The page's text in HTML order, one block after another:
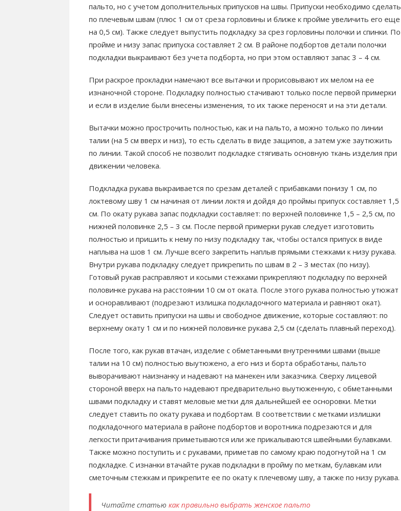
пальто, но с учетом дополнительных припусков на швы. Припуски необходимо сделать
по плечевым швам (плюс 1 см от среза горловины и ближе к пройме увеличить его еще
на 0,5 см). Также следует выпустить подкладку за срез горловины полочки и спинки. По
пройме и низу запас припуска составляет 2 см. В районе подбортов детали полочки
подкладки выкраивают без учета подборта, но при этом оставляют запас 3 – 4 см.
При раскрое прокладки намечают все вытачки и прорисовывают их мелом на ее
изнаночной стороне. Подкладку полностью стачивают только после первой примерки
и если в изделие были внесены изменения, то их также переносят и на эти детали.
Вытачки можно прострочить полностью, как и на пальто, а можно только по линии
талии (на 5 см вверх и низ), то есть сделать в виде защипов, а затем уже заутюжить
по линии. Такой способ не позволит подкладке стягивать основную ткань изделия при
движении человека.
Подкладка рукава выкраивается по срезам деталей с прибавками понизу 1 см, по
локтевому шву 1 см начиная от линии локтя и дойдя до проймы припуск составляет 1,5
см. По окату рукава запас подкладки составляет: по верхней половинке 1,5 – 2,5 см, по
нижней половинке 2,5 – 3 см. После первой примерки рукав следует изготовить
полностью и пришить к нему по низу подкладку так, чтобы остался припуск в виде
наплыва на шов 1 см. Лучше всего закрепить наплыв прямыми стежками к низу рукава.
Внутри рукава подкладку следует прикрепить по швам в 2 – 3 местах (по низу).
Готовый рукав расправляют и косыми стежками прикрепляют подкладку по верхней
половинке рукава на расстоянии 10 см от оката. После этого рукава полностью утюжат
и осноравливают (подрезают излишка подкладочного материала и равняют окат).
Следует оставить припуски на швы и свободное движение, которые составляют: по
верхнему окату 1 см и по нижней половинке рукава 2,5 см (сделать плавный переход).
После того, как рукав втачан, изделие с обметанными внутренними швами (выше
талии на 10 см) полностью выутюжено, а его низ и борта обработаны, пальто
выворачивают наизнанку и надевают на манекен или заказчика. Сверху лицевой
стороной вверх на пальто надевают предварительно выутюженную, с обметанными
швами подкладку и ставят меловые метки для дальнейшей ее осноровки. Метки
следует ставить по окату рукава и подбортам. В соответствии с метками излишки
подкладочного материала в районе подбортов и воротника подрезаются и для
легкости притачивания приметываются или же прикалываются швейными булавками.
Также можно поступить и с рукавами, приметав по самому краю подогнутой на 1 см
подкладке. С изнанки втачайте рукав подкладки в пройму по меткам, булавкам или
сметочным стежкам и прикрепите ее по окату к плечевому шву, а также по низу рукава.
Читайте статью как правильно выбрать женское пальто